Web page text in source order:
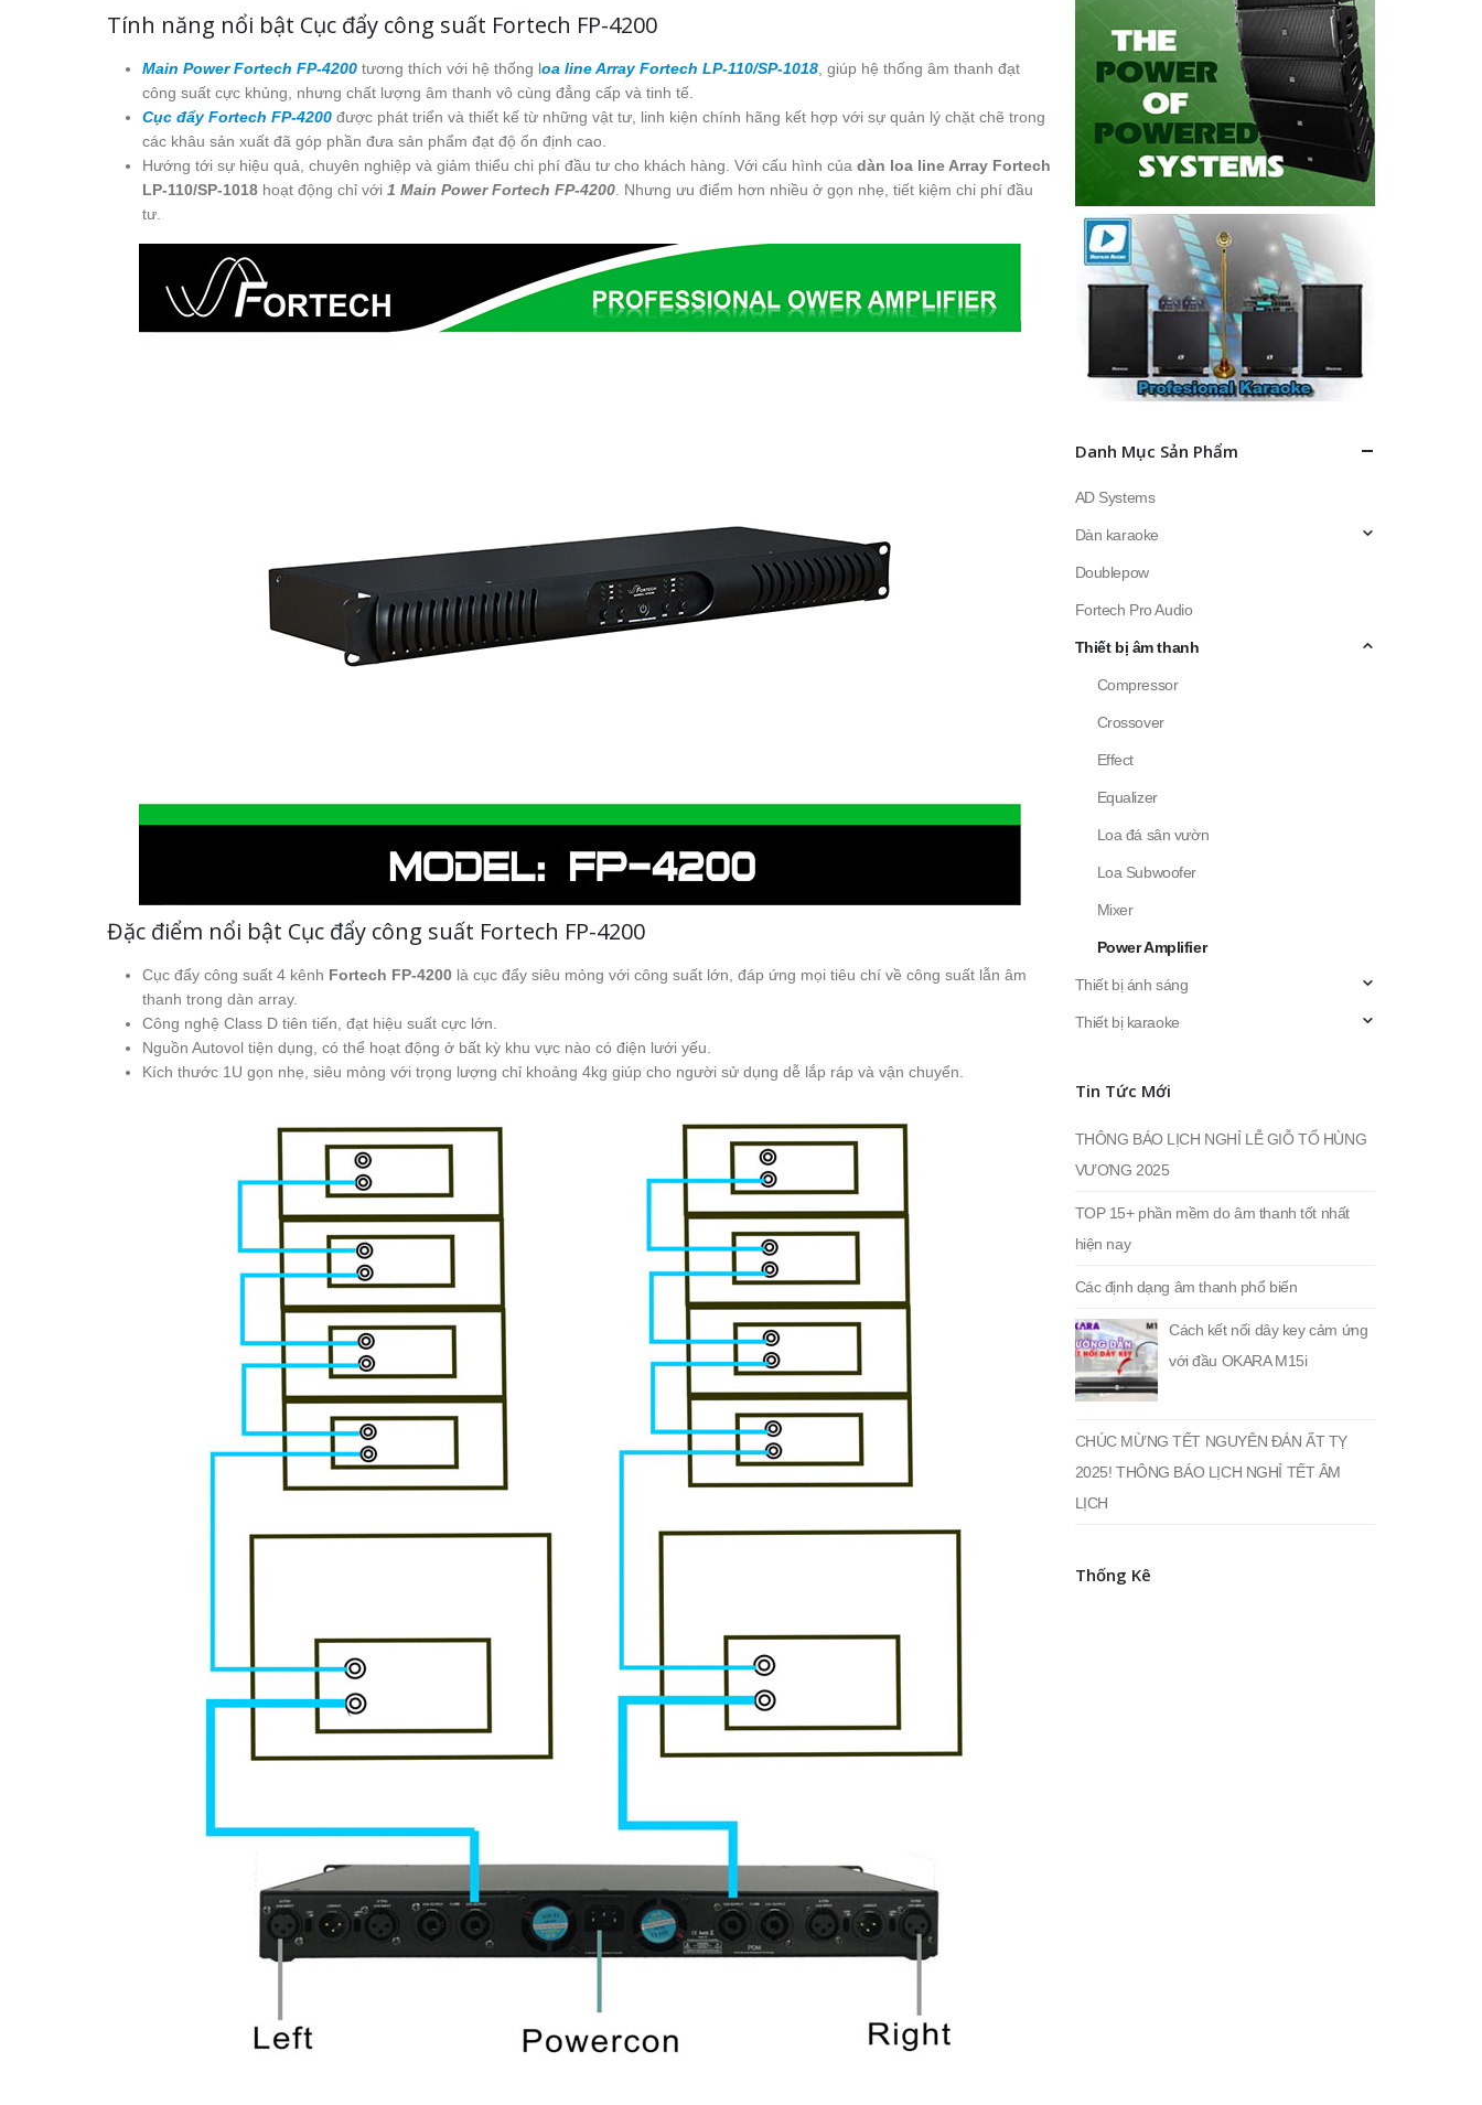
Tính năng nổi bật Cục đẩy công suất Fortech FP-4200
Main Power Fortech FP-4200 tương thích với hệ thống loa line Array Fortech LP-110/SP-1018 , giúp hệ thống âm thanh đạt
công suất cực khủng, nhưng chất lượng âm thanh vô cùng đẳng cấp và tinh tế.
Cục đẩy Fortech FP-4200 được phát triển và thiết kế từ những vật tư, linh kiện chính hãng kết hợp với sự quản lý chặt chẽ trong
các khâu sản xuất đã góp phần đưa sản phẩm đạt độ ổn định cao.
Hướng tới sự hiệu quả, chuyên nghiệp và giảm thiểu chi phí đầu tư cho khách hàng. Với cấu hình của dàn loa line Array Fortech
LP-110/SP-1018 hoạt động chỉ với 1 Main Power Fortech FP-4200 . Nhưng ưu điểm hơn nhiều ở gọn nhẹ, tiết kiệm chi phí đầu
tư.
Đặc điểm nổi bật Cục đẩy công suất Fortech FP-4200
Cục đẩy công suất 4 kênh Fortech FP-4200 là cục đẩy siêu mỏng với công suất lớn, đáp ứng mọi tiêu chí về công suất lẫn âm
thanh trong dàn array.
Công nghệ Class D tiên tiến, đạt hiệu suất cực lớn.
Nguồn Autovol tiện dụng, có thể hoạt động ở bất kỳ khu vực nào có điện lưới yếu.
Kích thước 1U gọn nhẹ, siêu mỏng với trọng lượng chỉ khoảng 4kg giúp cho người sử dụng dễ lắp ráp và vận chuyển.
Danh Mục Sản Phẩm
AD Systems
Dàn karaoke
Doublepow
Fortech Pro Audio
Thiết bị âm thanh
Compressor
Crossover
Effect
Equalizer
Loa đá sân vườn
Loa Subwoofer
Mixer
Power Amplifier
Thiết bị ánh sáng
Thiết bị karaoke
Tin Tức Mới
THÔNG BÁO LỊCH NGHỈ LỄ GIỖ TỔ HÙNG
VƯƠNG 2025
TOP 15+ phần mềm do âm thanh tốt nhất
hiện nay
Các định dạng âm thanh phổ biến
Cách kết nối dây key cảm ứng
với đầu OKARA M15i
CHÚC MỪNG TẾT NGUYÊN ĐÁN ẤT TỴ
2025! THÔNG BÁO LỊCH NGHỈ TẾT ÂM
LỊCH
Thống Kê